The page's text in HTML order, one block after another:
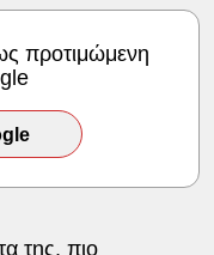
προτιμώμενη
της, πιο